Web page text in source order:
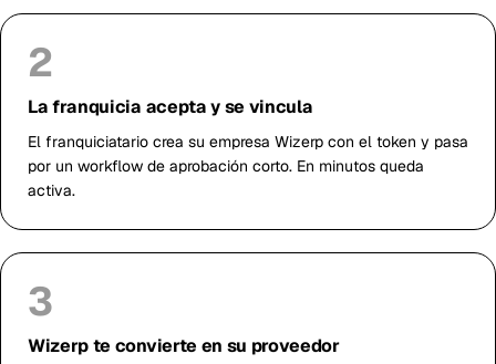
2
La franquicia acepta y se vincula
El franquiciatario crea su empresa Wizerp con el token y pasa
por un workflow de aprobación corto. En minutos queda
activa.
3
Wizerp te convierte en su proveedor